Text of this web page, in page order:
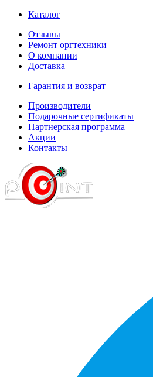
Каталог
Отзывы
Ремонт оргтехники
О компании
Доставка
Гарантия и возврат
Производители
Подарочные сертификаты
Партнерская программа
Акции
Контакты